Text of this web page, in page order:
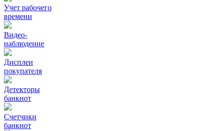
Учет рабочего
времени
Видео‑
наблюдение
Дисплеи
покупателя
Детекторы
банкнот
Счетчики
банкнот